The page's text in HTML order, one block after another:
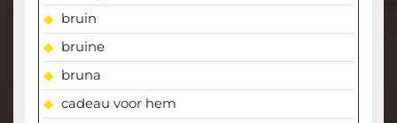
bruin
bruine
bruna
cadeau voor hem